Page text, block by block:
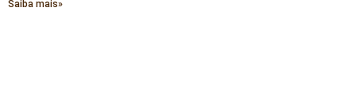
Saiba mais»